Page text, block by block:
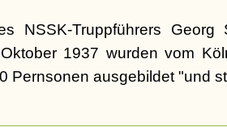
NSSK-Truppführers
1937 wurden vom
Pernsonen ausgebildet "und